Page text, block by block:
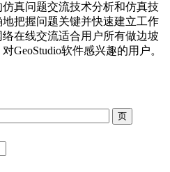
真问题交流技术分析和仿真技
把握问题关键并快速建立工作
在线交流适合用户所有做边坡
GeoStudio软件感兴趣的用户。